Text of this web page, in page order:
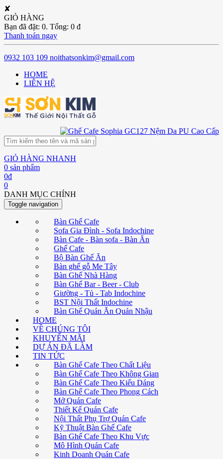
✘
GIỎ HÀNG
Bạn đã đặt: 0. Tổng: 0 đ
Thanh toán ngay
0932 103 109 noithatsonkim@gmail.com
HOME
LIÊN HỆ
GIỎ HÀNG NHANH
0 sản phẩm
0đ
0
DANH MỤC CHÍNH
Toggle navigation
Bàn Ghế Cafe
Sofa Gia Đình - Sofa Indochine
Bàn Cafe - Bàn sofa - Bàn Ăn
Ghế Cafe
Bộ Bàn Ghế Ăn
Bàn ghế gỗ Me Tây
Bàn Ghế Nhà Hàng
Bàn Ghế Bar - Beer - Club
Giường - Tủ - Tab Indochine
BST Nội Thất Indochine
Bàn Ghế Quán Ăn Quán Nhậu
HOME
VỀ CHÚNG TÔI
KHUYẾN MÃI
DỰ ÁN ĐÃ LÀM
TIN TỨC
Bàn Ghế Cafe Theo Chất Liệu
Bàn Ghế Cafe Theo Không Gian
Bàn Ghế Cafe Theo Kiểu Dáng
Bàn Ghế Cafe Theo Phong Cách
Mở Quán Cafe
Thiết Kế Quán Cafe
Nội Thất Phụ Trợ Quán Cafe
Kỹ Thuật Bàn Ghế Cafe
Bàn Ghế Cafe Theo Khu Vực
Mô Hình Quán Cafe
Kinh Doanh Quán Cafe